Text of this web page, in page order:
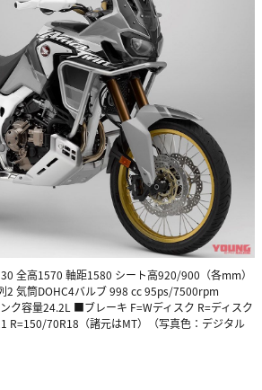
全高1570 軸距1580 シート高920/900（各mm）
気筒DOHC4バルブ 998 cc 95ps/7500rpm
ク容量24.2L ■ブレーキ F=Wディスク R=ディスク
R=150/70R18（諸元はMT）（写真色：デジタル